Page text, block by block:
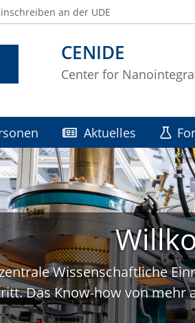
CENIDE
Center for
an der UDE
Aktuelles
Wissenschaftliche
Das Know-how von